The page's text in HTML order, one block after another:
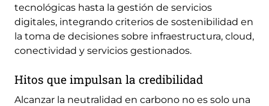
tecnológicas hasta la gestión de servicios
digitales, integrando criterios de sostenibilidad en
la toma de decisiones sobre infraestructura, cloud,
conectividad y servicios gestionados.
Hitos que impulsan la credibilidad
Alcanzar la neutralidad en carbono no es solo una